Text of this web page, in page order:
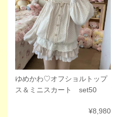
ゆめかわ♡オフショルトップ
ス＆ミニスカート set50
¥8,980